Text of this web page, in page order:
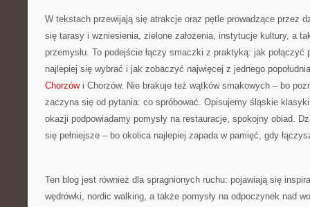
W tekstach przewijają się atrakcje oraz pętle prowadzące przez
się tarasy i wzniesienia, zielone założenia, instytucje kultury, a
przemysłu. To podejście łączy smaczki z praktyką: jak
najlepiej się wybrać i jak zobaczyć najwięcej z jednego
Chorzówi Chorzów. Nie brakuje też wątków smakowych – bo
zaczyna się od pytania: co spróbować. Opisujemy śląskie
okazji podpowiadamy pomysły na restauracje, spokojny obiad.
się pełniejsze – bo okolica najlepiej zapada w pamięć, gdy
Ten blog jest również dla spragnionych ruchu: pojawiają się
wędrówki, nordic walking, a także pomysły na odpoczynek nad